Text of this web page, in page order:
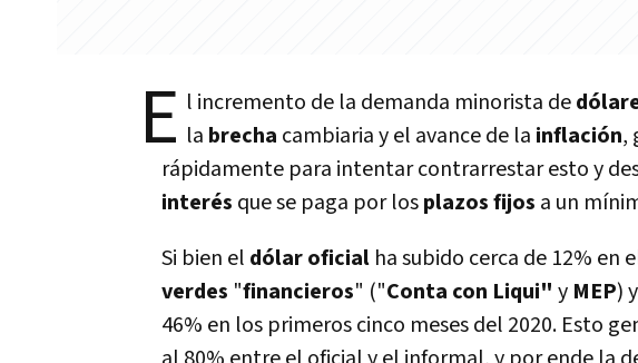
E l incremento de la demanda minorista de
la brecha cambiaria y el avance de la inflación,
rápidamente para intentar contrarrestar esto y
interés que se paga por losplazos fijos a un
Si bien el dólar oficial ha subido cerca de 12% en
verdes "financieros" ("Conta con Liqui" y MEP)
46% en los primeros cinco meses del 2020. Esto